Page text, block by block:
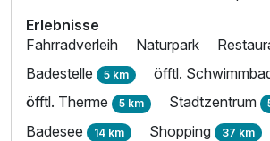
Erlebnisse
Fahrradverleih
Naturpark
Badestelle 5 km öfftl.
öfftl. Therme 5 km Stadtzentrum
Badesee 14 km Shopping 37 km